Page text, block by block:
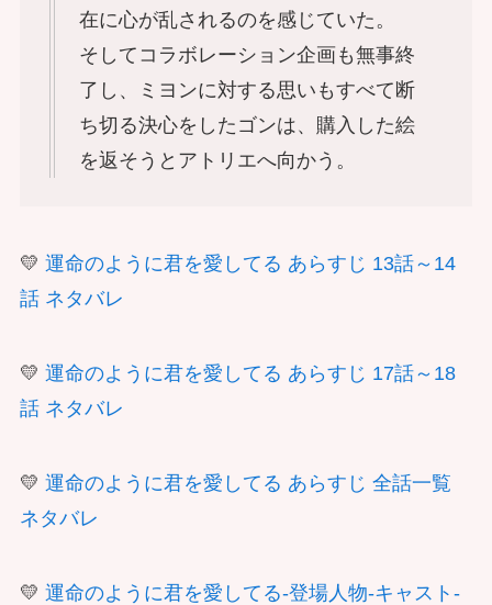
在に心が乱されるのを感じていた。
そしてコラボレーション企画も無事終
了し、ミヨンに対する思いもすべて断
ち切る決心をしたゴンは、購入した絵
を返そうとアトリエへ向かう。
💛 運命のように君を愛してる あらすじ 13話～14
話 ネタバレ
💛 運命のように君を愛してる あらすじ 17話～18
話 ネタバレ
💛 運命のように君を愛してる あらすじ 全話一覧
ネタバレ
💛 運命のように君を愛してる-登場人物-キャスト-